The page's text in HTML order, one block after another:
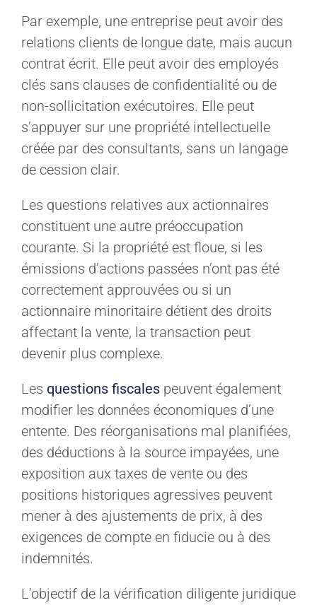
Par exemple, une entreprise peut avoir des
relations clients de longue date, mais aucun
contrat écrit. Elle peut avoir des employés
clés sans clauses de confidentialité ou de
non-sollicitation exécutoires. Elle peut
s’appuyer sur une propriété intellectuelle
créée par des consultants, sans un langage
de cession clair.
Les questions relatives aux actionnaires
constituent une autre préoccupation
courante. Si la propriété est floue, si les
émissions d’actions passées n’ont pas été
correctement approuvées ou si un
actionnaire minoritaire détient des droits
affectant la vente, la transaction peut
devenir plus complexe.
Les questions fiscales peuvent également
modifier les données économiques d’une
entente. Des réorganisations mal planifiées,
des déductions à la source impayées, une
exposition aux taxes de vente ou des
positions historiques agressives peuvent
mener à des ajustements de prix, à des
exigences de compte en fiducie ou à des
indemnités.
L’objectif de la vérification diligente juridique